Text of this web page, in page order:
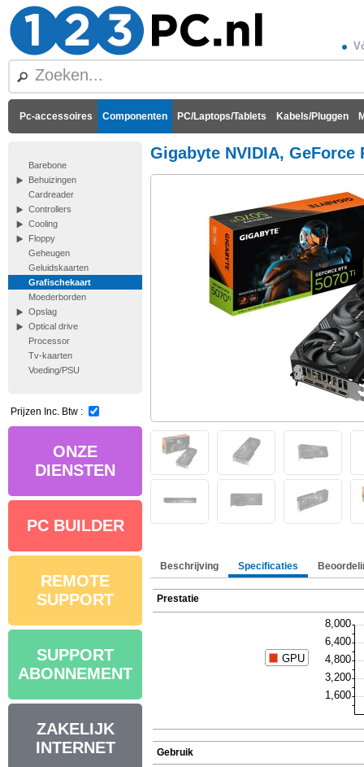
Pc-accessoires Componenten PC/Laptops/Tablets Kabels/Pluggen
Barebone
Behuizingen
Cardreader
Controllers
Cooling
Floppy
Geheugen
Geluidskaarten
Grafischekaart
Moederborden
Opslag
Optical drive
Processor
Tv-kaarten
Voeding/PSU
Prijzen Inc. Btw :
ONZE
DIENSTEN
PC BUILDER
REMOTE
SUPPORT
SUPPORT
ABONNEMENT
ZAKELIJK
INTERNET
Gigabyte NVIDIA, GeForce
Beschrijving Specificaties
Prestatie
Gebruik